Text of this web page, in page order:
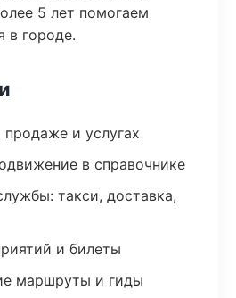
5 лет помогаем
в городе.
и услугах
в справочнике
такси, доставка,
и билеты
маршруты и гиды